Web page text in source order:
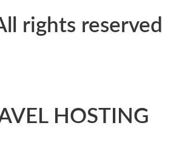
rights reserved
HOSTING